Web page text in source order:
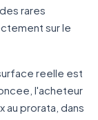
rares
sur le
reelle est
l'acheteur
au prorata, dans